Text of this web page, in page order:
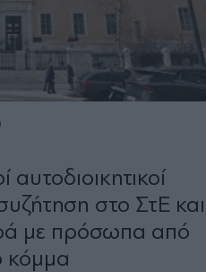
στο ΣτΕ και
με πρόσωπα από
κόμμα